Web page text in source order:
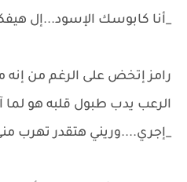
_أنا كابوسك الإسود...إل
رامز إتخض على الرغم من
الرعب يدب طبول قلبه هو لما
_إجري....وريني هتقدر تهرب